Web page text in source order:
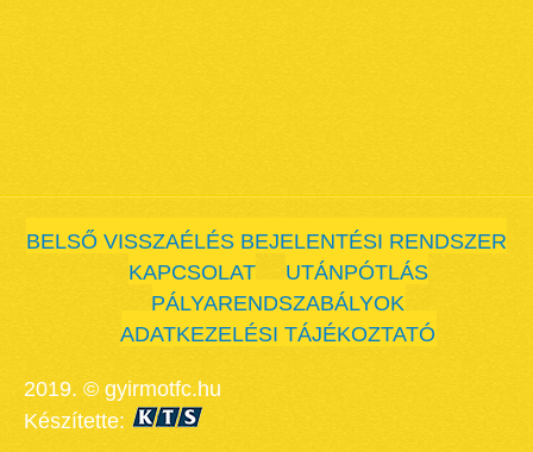
BELSŐ VISSZAÉLÉS BEJELENTÉSI RENDSZER
KAPCSOLAT
UTÁNPÓTLÁS
PÁLYARENDSZABÁLYOK
ADATKEZELÉSI TÁJÉKOZTATÓ
2019. © gyirmotfc.hu
Készítette: